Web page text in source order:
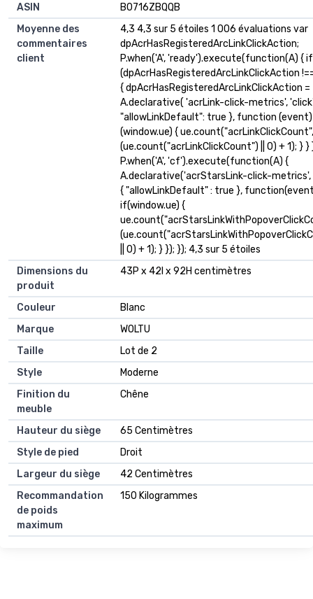
ASIN
B0716ZBQQB
Moyenne des
commentaires
client
4,3 4,3 sur 5 étoiles 1 006 évaluations var
dpAcrHasRegisteredArcLinkClickAction;
P.when('A', 'ready').execute(function(A) { if
(dpAcrHasRegisteredArcLinkClickAction
{ dpAcrHasRegisteredArcLinkClickAction
A.declarative( 'acrLink-click-metrics',
"allowLinkDefault": true }, function
(window.ue) { ue.count("acrLinkClickCount",
(ue.count("acrLinkClickCount") || 0) + 1); } }
P.when('A', 'cf').execute(function(A) {
A.declarative('acrStarsLink-click-metrics',
{ "allowLinkDefault" : true },
if(window.ue) {
|| 0) + 1); } }); }); 4,3 sur 5 étoiles
Dimensions du
produit
43P x 42l x 92H centimètres
Couleur
Blanc
Marque
WOLTU
Taille
Lot de 2
Style
Moderne
Finition du
meuble
Chêne
Hauteur du siège
65 Centimètres
Style de pied
Droit
Largeur du siège
42 Centimètres
Recommandation
de poids
maximum
150 Kilogrammes